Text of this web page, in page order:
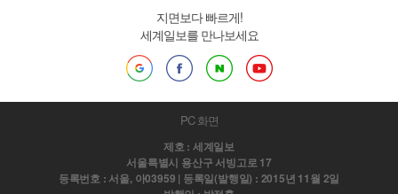
지면보다 빠르게!
세계일보를 만나보세요
PC 화면
제호 : 세계일보
서울특별시 용산구 서빙고로 17
등록번호 : 서울, 아03959 | 등록일(발행일) : 2015년 11월 2일